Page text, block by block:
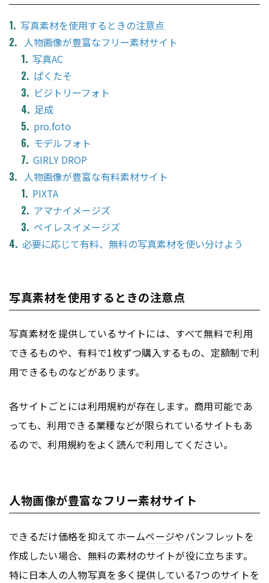
写真素材を使用するときの注意点
人物画像が豊富なフリー素材サイト
写真AC
ぱくたそ
ビジトリーフォト
足成
pro.foto
モデルフォト
GIRLY DROP
人物画像が豊富な有料素材サイト
PIXTA
アマナイメージズ
ペイレスイメージズ
必要に応じて有料、無料の写真素材を使い分けよう
写真素材を使用するときの注意点
写真素材を提供しているサイトには、すべて無料で利用
できるものや、有料で1枚ずつ購入するもの、定額制で利
用できるものなどがあります。
各サイトごとには利用規約が存在します。商用可能であ
っても、利用できる業種などが限られているサイトもあ
るので、利用規約をよく読んで利用してください。
人物画像が豊富なフリー素材サイト
できるだけ価格を抑えてホームページやパンフレットを
作成したい場合、無料の素材のサイトが役に立ちます。
特に日本人の人物写真を多く提供している7つのサイトを